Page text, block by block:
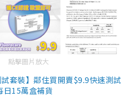
點擊圖片放大
套裝】鄰住買開賣$9.9快速測試
日15萬盒補貨